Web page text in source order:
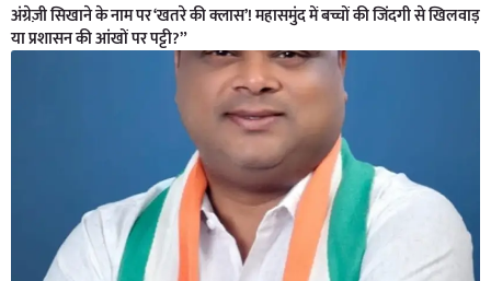
अंग्रेज़ी सिखाने के नाम पर ‘खतरे की क्लास’! महासमुंद में बच्चों की जिंदगी से खिलवाड़
या प्रशासन की आंखों पर पट्टी?”